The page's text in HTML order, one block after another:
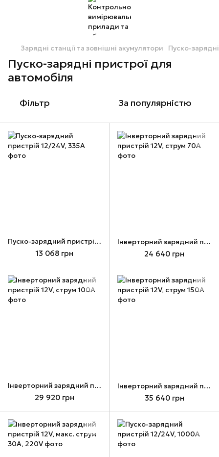
Зарядні станції та зовнішні акумулятори Пуско-
Пуско-зарядні пристрої для
автомобіля
Фільтр За популярністю
Пуско-зарядний пристрій 12/24V, 335A
13 068 грн
Інверторний зарядний пристрій 12V, струм 70A
24 640 грн
Інверторний зарядний пристрій 12V, струм 100A
29 920 грн
Інверторний зарядний пристрій 12V, струм 150A
35 640 грн